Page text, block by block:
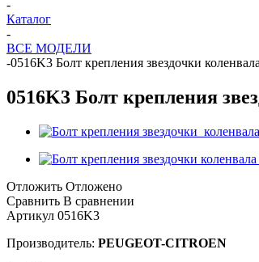
-
Каталог
-
ВСЕ МОДЕЛИ
-0516K3 Болт крепления звездочки
0516K3 Болт крепления
Отложить Отложено
Сравнить В сравнении
Артикул 0516K3
Производитель: PEUGEOT-CITROEN